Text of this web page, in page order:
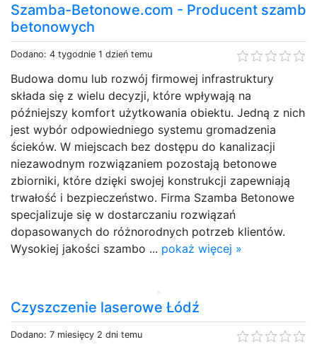
Szamba-Betonowe.com - Producent szamb
betonowych
Dodano: 4 tygodnie 1 dzień temu
Budowa domu lub rozwój firmowej infrastruktury
składa się z wielu decyzji, które wpływają na
późniejszy komfort użytkowania obiektu. Jedną z nich
jest wybór odpowiedniego systemu gromadzenia
ścieków. W miejscach bez dostępu do kanalizacji
niezawodnym rozwiązaniem pozostają betonowe
zbiorniki, które dzięki swojej konstrukcji zapewniają
trwałość i bezpieczeństwo. Firma Szamba Betonowe
specjalizuje się w dostarczaniu rozwiązań
dopasowanych do różnorodnych potrzeb klientów.
Wysokiej jakości szambo ... pokaż więcej »
Czyszczenie laserowe Łódź
Dodano: 7 miesięcy 2 dni temu